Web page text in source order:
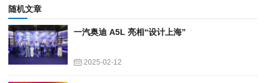
随机文章
一汽奥迪 A5L 亮相“设计上海”
2025-02-12